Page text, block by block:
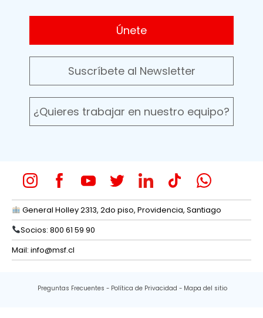
Únete
Suscríbete al Newsletter
¿Quieres trabajar en nuestro equipo?
General Holley 2313, 2do piso, Providencia, Santiago
Socios: 800 61 59 90
Mail: info@msf.cl
Preguntas Frecuentes Política de Privacidad Mapa del sitio